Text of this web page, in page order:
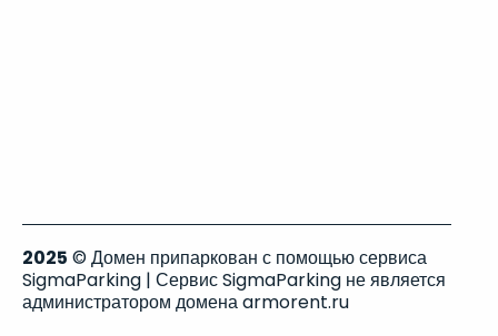
2025 © Домен припаркован с помощью сервиса
SigmaParking | Сервис SigmaParking не является
администратором домена armorent.ru